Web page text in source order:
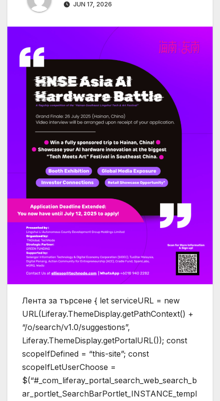
JUN 17, 2026
Лента за търсене { let serviceURL = new
URL(Liferay.ThemeDisplay.getPathContext() +
“/o/search/v1.0/suggestions”,
Liferay.ThemeDisplay.getPortalURL()); const
scopeIfDefined = “this-site”; const
scopeIfLetUserChoose =
$(“#_com_liferay_portal_search_web_search_b
ar_portlet_SearchBarPortlet_INSTANCE_templ